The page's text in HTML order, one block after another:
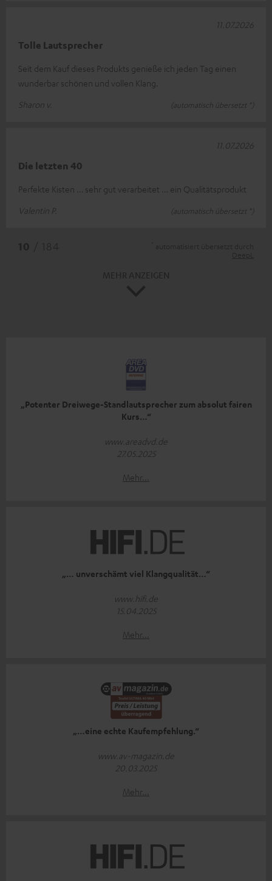
Tolle Lautsprecher
Seit dem Kauf dieses Produkts genieße ich jeden Tag einen
wunderbar schönen und vollen Klang.
Sharon v.
(automatisch übersetzt *)
11.07.2026
Die letzten 40
Perfekte Kisten … sehr gut verarbeitet … ein Qualitätsprodukt
Valentin P.
(automatisch übersetzt *)
11.07.2026
„Potenter Dreiwege-Standlautsprecher zum absolut fairen
Kurs…“
www.areadvd.de
27.05.2025
Mehr...
„… unverschämt viel Klangqualität…“
www.hifi.de
15.04.2025
Mehr...
„…eine echte Kaufempfehlung.“
www.av-magazin.de
20.03.2025
Mehr...